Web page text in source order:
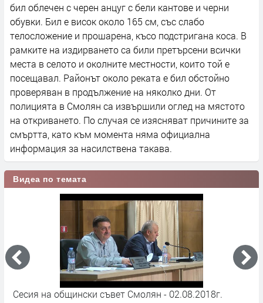
бил облечен с черен анцуг с бели кантове и черни
обувки. Бил е висок около 165 см, със слабо
телосложение и прошарена, късо подстригана коса. В
рамките на издирването са били претърсени всички
места в селото и околните местности, които той е
посещавал. Районът около реката е бил обстойно
проверяван в продължение на няколко дни. От
полицията в Смолян са извършили оглед на мястото
на откриването. По случая се изясняват причините за
смъртта, като към момента няма официална
информация за насилствена такава.
Видеа по темата
Сесия на общински съвет Смолян - 02.08.2018г.